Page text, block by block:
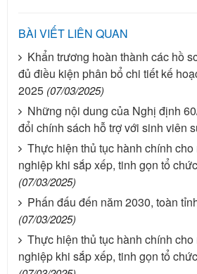
BÀI VIẾT LIÊN QUAN
Khẩn trương hoàn thành các hồ
đủ điều kiện phân bổ chi tiết kế
2025 (07/03/2025)
Những nội dung của Nghị định
đổi chính sách hỗ trợ với sinh viên
Thực hiện thủ tục hành chính
nghiệp khi sắp xếp, tinh gọn tổ
(07/03/2025)
Phấn đấu đến năm 2030, toàn
(07/03/2025)
Thực hiện thủ tục hành chính
nghiệp khi sắp xếp, tinh gọn tổ